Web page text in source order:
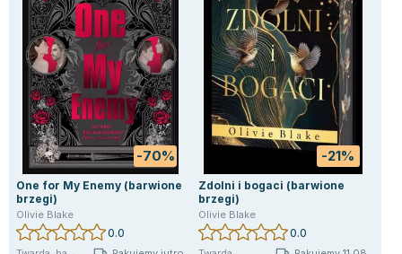
-70%
One for My Enemy (barwione
brzegi)
Olivie Blake
0.0
-21%
Zdolni i bogaci (barwione
brzegi)
Olivie Blake
0.0